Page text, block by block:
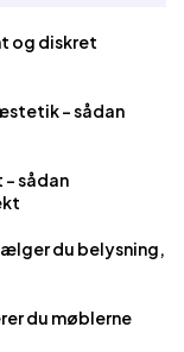
og diskret
– sådan
sådan
du belysning,
du møblerne